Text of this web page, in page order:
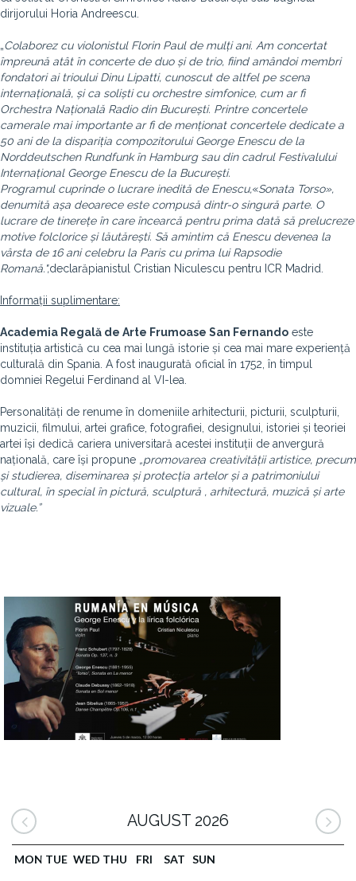
dirijorului Horia Andreescu.
„Colaborez cu violonistul Florin Paul de mulți ani. Am concertat
împreună atât în concerte de duo și de trio, fiind amândoi membri
fondatori ai trioului Dinu Lipatti, cunoscut de altfel pe scena
internațională, și ca soliști cu orchestre simfonice, cum ar fi
Orchestra Națională Radio din București. Printre concertele
camerale mai importante ar fi de menționat concertele dedicate a
50 ani de la dispariția compozitorului George Enescu de la
Norddeutschen Rundfunk în Hamburg sau din cadrul Festivalului
Internațional George Enescu de la București.
Programul cuprinde o lucrare inedită de Enescu,«Sonata Torso»,
denumită așa deoarece este compusă dintr-o singură parte. O
lucrare de tinerețe în care încearcă pentru prima dată să prelucreze
motive folclorice și lăutărești. Să amintim că Enescu devenea la
vârsta de 16 ani celebru la Paris cu prima lui Rapsodie
Romană.",declarăpianistul Cristian Niculescu pentru ICR Madrid.
Informații suplimentare:
Academia Regală de Arte Frumoase San Fernando este
instituția artistică cu cea mai lungă istorie și cea mai mare experiență
culturală din Spania. A fost inaugurată oficial în 1752, în timpul
domniei Regelui Ferdinand al VI-lea.
Personalități de renume în domeniile arhitecturii, picturii, sculpturii,
muzicii, filmului, artei grafice, fotografiei, designului, istoriei și teoriei
artei își dedică cariera universitară acestei instituții de anvergură
națională, care își propune „promovarea creativității artistice, precum
și studierea, diseminarea și protecția artelor și a patrimoniului
cultural, în special în pictură, sculptură , arhitectură, muzică și arte
vizuale.”
AUGUST 2026
MON TUE WED THU FRI SAT SUN